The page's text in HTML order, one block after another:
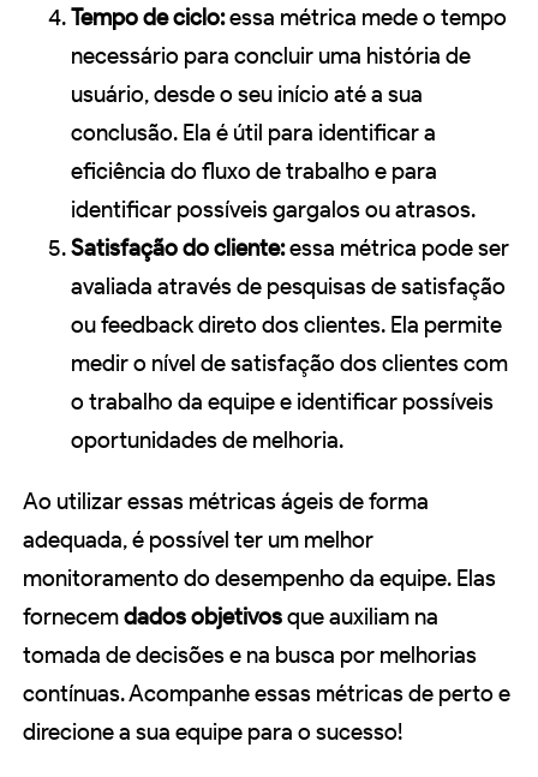
Tempo de ciclo:essa métrica mede o tempo
necessário para concluir uma história de
usuário, desde o seu início até a sua
conclusão. Ela é útil para identificar a
eficiência do fluxo de trabalho e para
identificar possíveis gargalos ou atrasos.
Satisfação do cliente:essa métrica pode ser
avaliada através de pesquisas de satisfação
ou feedback direto dos clientes. Ela permite
medir o nível de satisfação dos clientes com
o trabalho da equipe e identificar possíveis
oportunidades de melhoria.
Ao utilizar essas métricas ágeis de forma
adequada, é possível ter um melhor
monitoramento do desempenho da equipe. Elas
fornecemdados objetivosque auxiliam na
tomada de decisões e na busca por melhorias
contínuas. Acompanhe essas métricas de perto e
direcione a sua equipe para o sucesso!